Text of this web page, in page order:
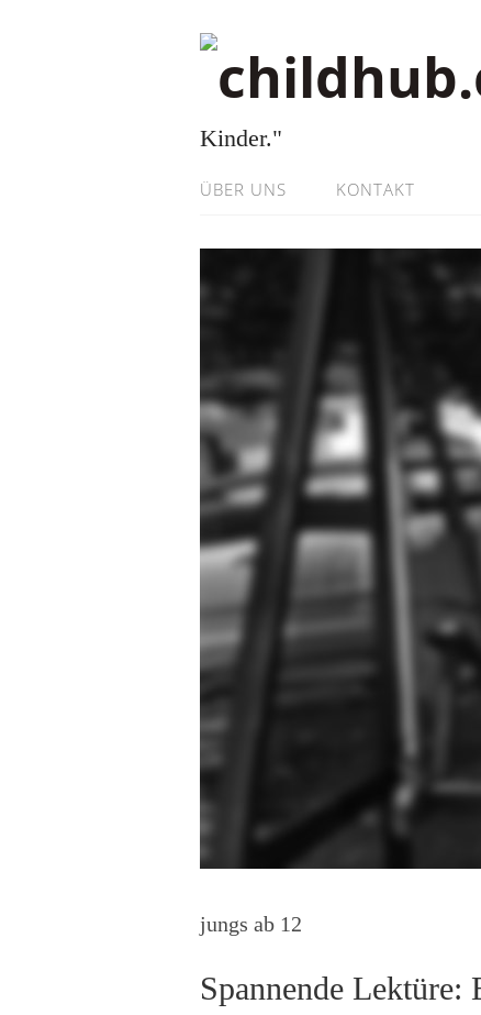
Kinder."
ÜBER UNS KONTAKT
jungs ab 12
Spannende